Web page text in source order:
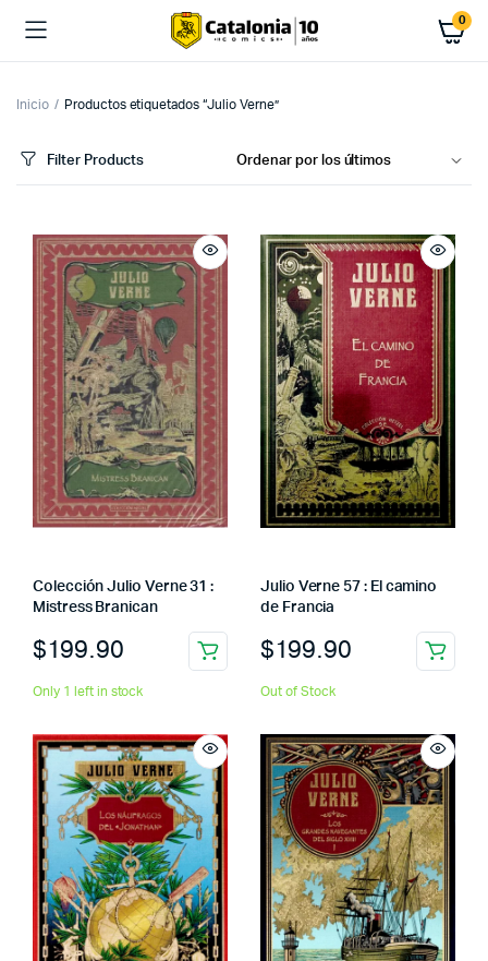
0
Inicio Productos etiquetados “Julio Verne”
Filter Products
Colección Julio Verne 31 :
Mistress Branican
$199.90
Only 1 left in stock
Julio Verne 57 : El camino
de Francia
$199.90
Out of Stock